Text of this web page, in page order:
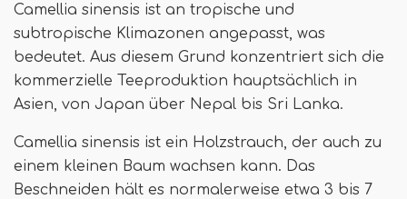
Camellia sinensis ist an tropische und
subtropische Klimazonen angepasst, was
bedeutet. Aus diesem Grund konzentriert sich die
kommerzielle Teeproduktion hauptsächlich in
Asien, von Japan über Nepal bis Sri Lanka.
Camellia sinensis ist ein Holzstrauch, der auch zu
einem kleinen Baum wachsen kann. Das
Beschneiden hält es normalerweise etwa 3 bis 7